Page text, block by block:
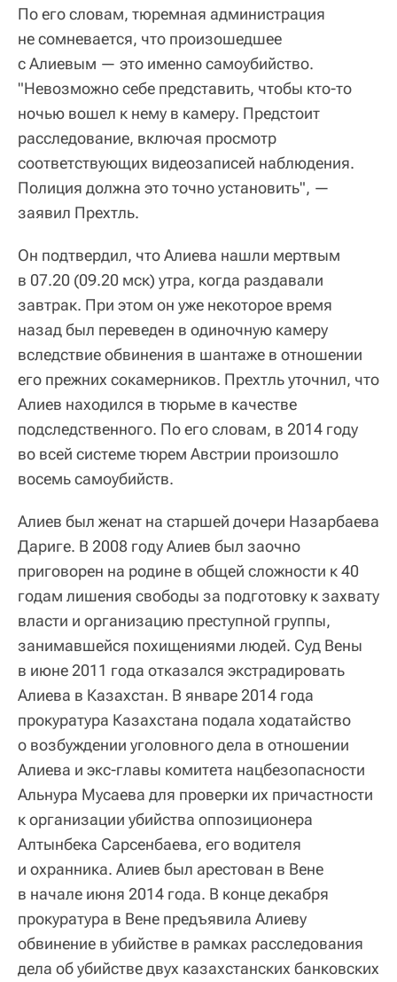
По его словам, тюремная администрация
не сомневается, что произошедшее
с Алиевым — это именно самоубийство.
"Невозможно себе представить, чтобы кто-то
ночью вошел к нему в камеру. Предстоит
расследование, включая просмотр
соответствующих видеозаписей наблюдения.
Полиция должна это точно установить", —
заявил Прехтль.
Он подтвердил, что Алиева нашли мертвым
в 07.20 (09.20 мск) утра, когда раздавали
завтрак. При этом он уже некоторое время
назад был переведен в одиночную камеру
вследствие обвинения в шантаже в отношении
его прежних сокамерников. Прехтль уточнил, что
Алиев находился в тюрьме в качестве
подследственного. По его словам, в 2014 году
во всей системе тюрем Австрии произошло
восемь самоубийств.
Алиев был женат на старшей дочери Назарбаева
Дариге. В 2008 году Алиев был заочно
приговорен на родине в общей сложности к 40
годам лишения свободы за подготовку к захвату
власти и организацию преступной группы,
занимавшейся похищениями людей. Суд Вены
в июне 2011 года отказался экстрадировать
Алиева в Казахстан. В январе 2014 года
прокуратура Казахстана подала ходатайство
о возбуждении уголовного дела в отношении
Алиева и экс-главы комитета нацбезопасности
Альнура Мусаева для проверки их причастности
к организации убийства оппозиционера
Алтынбека Сарсенбаева, его водителя
и охранника. Алиев был арестован в Вене
в начале июня 2014 года. В конце декабря
прокуратура в Вене предъявила Алиеву
обвинение в убийстве в рамках расследования
дела об убийстве двух казахстанских банковских